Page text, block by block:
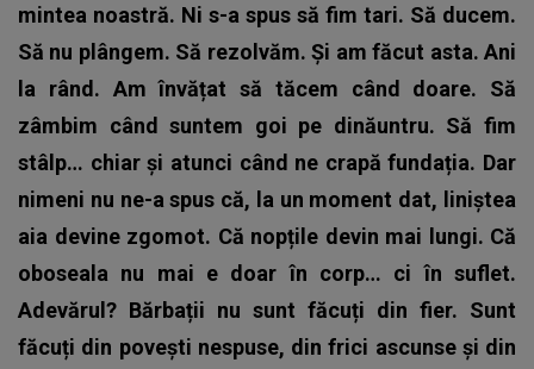
mintea noastră. Ni s-a spus să fim tari. Să ducem.
Să nu plângem. Să rezolvăm. Și am făcut asta. Ani
la rând. Am învățat să tăcem când doare. Să
zâmbim când suntem goi pe dinăuntru. Să fim
stâlp… chiar și atunci când ne crapă fundația. Dar
nimeni nu ne-a spus că, la un moment dat, liniștea
aia devine zgomot. Că nopțile devin mai lungi. Că
oboseala nu mai e doar în corp… ci în suflet.
Adevărul? Bărbații nu sunt făcuți din fier. Sunt
făcuți din povești nespuse, din frici ascunse și din